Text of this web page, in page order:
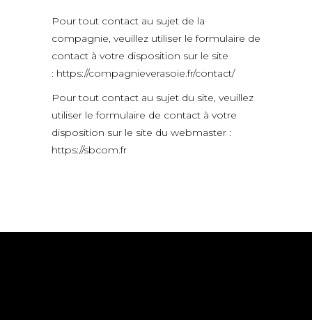
Pour tout contact au sujet de la
compagnie, veuillez utiliser le formulaire de
contact à votre disposition sur le site
: https://compagnieverasoie.fr/contact/
Pour tout contact au sujet du site, veuillez
utiliser le formulaire de contact à votre
disposition sur le site du webmaster :
https://sbcom.fr